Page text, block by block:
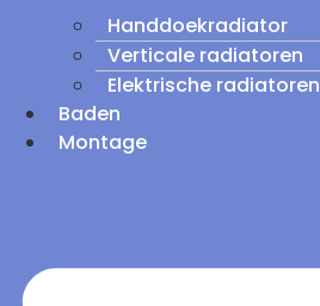
Handdoekradiator
Verticale radiatoren
Elektrische radiatoren
Baden
Montage